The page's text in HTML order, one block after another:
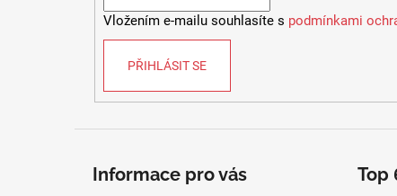
Vložením e-mailu souhlasíte s podmínkami
PŘIHLÁSIT SE
Informace pro vás Top